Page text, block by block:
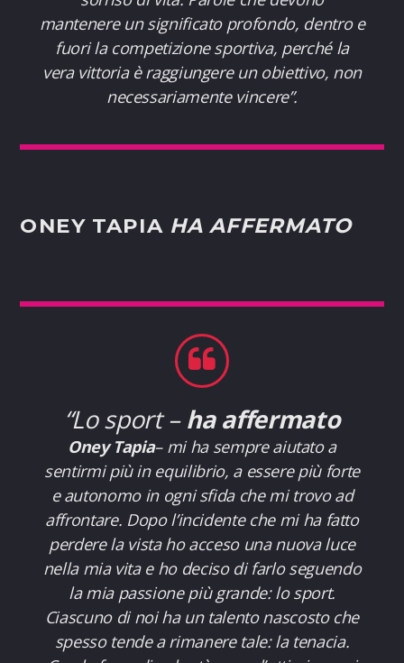
mantenere un significato profondo, dentro e
fuori la competizione sportiva, perché la
vera vittoria è raggiungere un obiettivo, non
necessariamente vincere”.
ONEY TAPIA HA AFFERMATO
“Lo sport–ha affermato
Oney Tapia– mi ha sempre aiutato a
sentirmi più in equilibrio, a essere più forte
e autonomo in ogni sfida che mi trovo ad
affrontare. Dopo l’incidente che mi ha fatto
perdere la vista ho acceso una nuova luce
nella mia vita e ho deciso di farlo seguendo
la mia passione più grande: lo sport.
Ciascuno di noi ha un talento nascosto che
spesso tende a rimanere tale: la tenacia.